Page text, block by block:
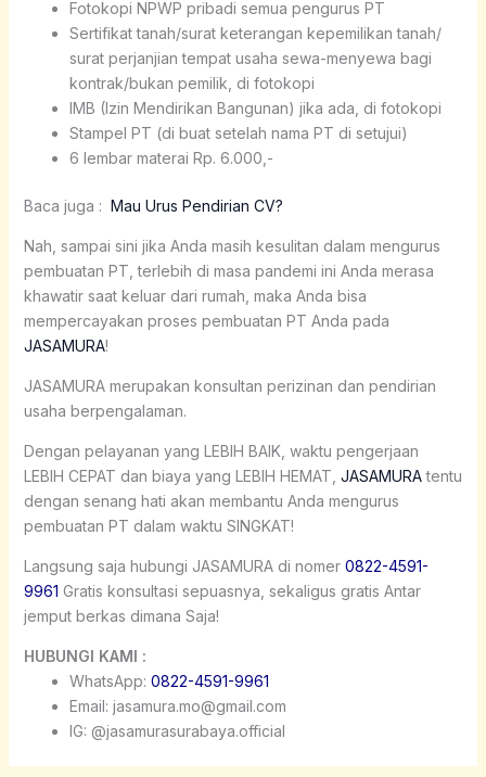
Fotokopi NPWP pribadi semua pengurus PT
Sertifikat tanah/surat keterangan kepemilikan tanah/
surat perjanjian tempat usaha sewa-menyewa bagi
kontrak/bukan pemilik, di fotokopi
IMB (Izin Mendirikan Bangunan) jika ada, di fotokopi
Stampel PT (di buat setelah nama PT di setujui)
6 lembar materai Rp. 6.000,-
Baca juga : Mau Urus Pendirian CV?
Nah, sampai sini jika Anda masih kesulitan dalam mengurus
pembuatan PT, terlebih di masa pandemi ini Anda merasa
khawatir saat keluar dari rumah, maka Anda bisa
mempercayakan proses pembuatan PT Anda pada
JASAMURA!
JASAMURA merupakan konsultan perizinan dan pendirian
usaha berpengalaman.
Dengan pelayanan yang LEBIH BAIK, waktu pengerjaan
LEBIH CEPAT dan biaya yang LEBIH HEMAT, JASAMURAtentu
dengan senang hati akan membantu Anda mengurus
pembuatan PT dalam waktu SINGKAT!
Langsung saja hubungi JASAMURA di nomer 0822-4591-
9961 Gratis konsultasi sepuasnya, sekaligus gratis Antar
jemput berkas dimana Saja!
HUBUNGI KAMI :
WhatsApp: 0822-4591-9961
Email: jasamura.mo@gmail.com
IG: @jasamurasurabaya.official